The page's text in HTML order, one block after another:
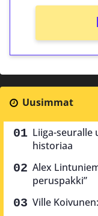
Uusimmat
Liiga-seuralle
historiaa
Alex
peruspakki”
Ville